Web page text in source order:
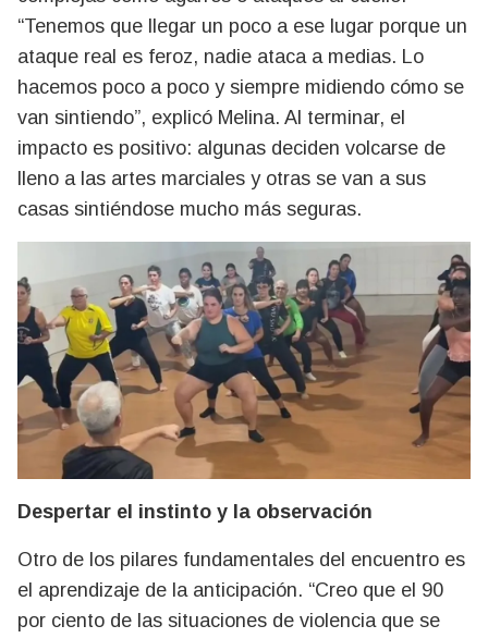
“Tenemos que llegar un poco a ese lugar porque un
ataque real es feroz, nadie ataca a medias. Lo
hacemos poco a poco y siempre midiendo cómo se
van sintiendo”, explicó Melina. Al terminar, el
impacto es positivo: algunas deciden volcarse de
lleno a las artes marciales y otras se van a sus
casas sintiéndose mucho más seguras.
Despertar el instinto y la observación
Otro de los pilares fundamentales del encuentro es
el aprendizaje de la anticipación. “Creo que el 90
por ciento de las situaciones de violencia que se